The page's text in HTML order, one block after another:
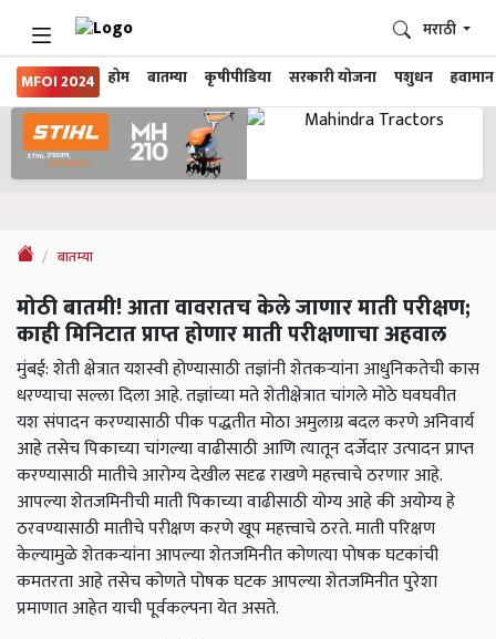
MFOI 2024 होम बातम्या कृषीपीडिया सरकारी योजना पशुधन हवामान
मराठी
बातम्या
मोठी बातमी! आता वावरातच केले जाणार माती परीक्षण;
काही मिनिटात प्राप्त होणार माती परीक्षणाचा अहवाल
मुंबई: शेती क्षेत्रात यशस्वी होण्यासाठी तज्ञांनी शेतकऱ्यांना आधुनिकतेची कास
धरण्याचा सल्ला दिला आहे. तज्ञांच्या मते शेतीक्षेत्रात चांगले मोठे घवघवीत
यश संपादन करण्यासाठी पीक पद्धतीत मोठा अमुलाग्र बदल करणे अनिवार्य
आहे तसेच पिकाच्या चांगल्या वाढीसाठी आणि त्यातून दर्जेदार उत्पादन प्राप्त
करण्यासाठी मातीचे आरोग्य देखील सदृढ राखणे महत्त्वाचे ठरणार आहे.
आपल्या शेतजमिनीची माती पिकाच्या वाढीसाठी योग्य आहे की अयोग्य हे
ठरवण्यासाठी मातीचे परीक्षण करणे खूप महत्त्वाचे ठरते. माती परिक्षण
केल्यामुळे शेतकऱ्यांना आपल्या शेतजमिनीत कोणत्या पोषक घटकांची
कमतरता आहे तसेच कोणते पोषक घटक आपल्या शेतजमिनीत पुरेशा
प्रमाणात आहेत याची पूर्वकल्पना येत असते.